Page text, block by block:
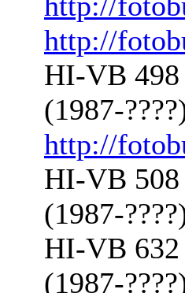
http://
HI-VB 498
(1987-
http://
HI-VB 508
(1987-
HI-VB 632
(1987-